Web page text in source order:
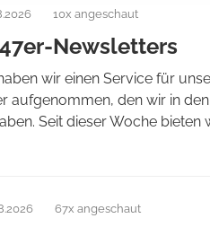
10x angeschaut
Newsletters
wir einen Service für
aufgenommen, den wir in
Seit dieser Woche bieten
67x angeschaut